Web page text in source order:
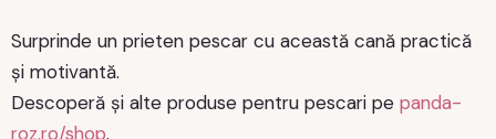
Surprinde un prieten pescar cu această cană practică
și motivantă.
Descoperă și alte produse pentru pescari pe panda-
roz.ro/shop.